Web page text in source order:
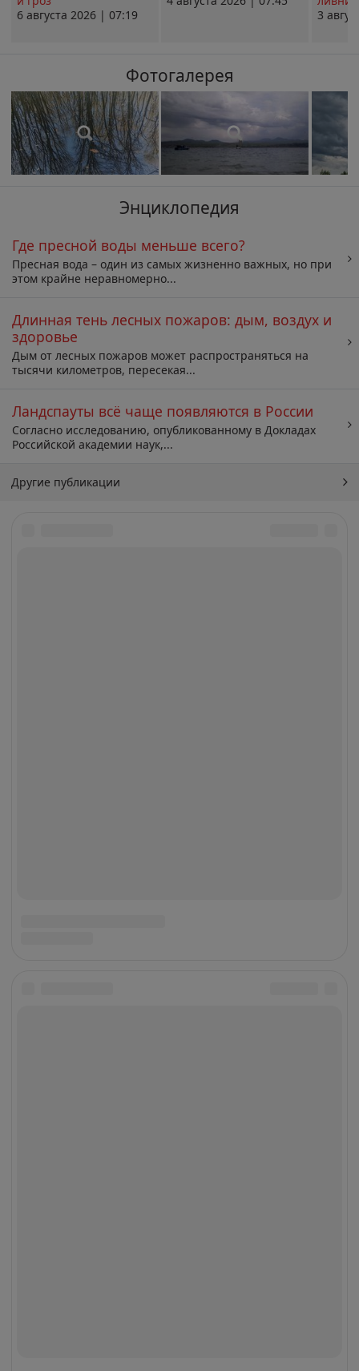
6 августа 2026 | 07:19
3
Фотогалерея
Энциклопедия
Где пресной воды меньше всего?
Пресная вода – один из самых жизненно важных, но при
этом крайне неравномерно...
Длинная тень лесных пожаров: дым, воздух и
здоровье
Дым от лесных пожаров может распространяться на
тысячи километров, пересекая...
Ландспауты всё чаще появляются в России
Согласно исследованию, опубликованному в Докладах
Российской академии наук,...
Другие публикации